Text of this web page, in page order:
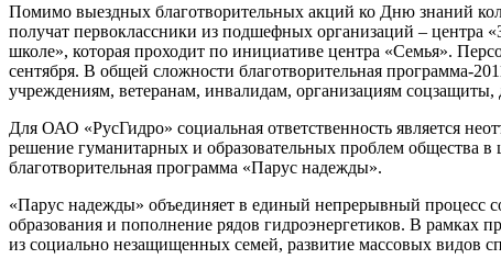
Помимо выездных благотворительных акций ко Дню знаний
получат первоклассники из подшефных организаций – центра
школе», которая проходит по инициативе центра «Семья».
сентября. В общей сложности благотворительная программа-
учреждениям, ветеранам, инвалидам, организациям
Для ОАО «РусГидро» социальная ответственность является
решение гуманитарных и образовательных проблем общества
благотворительная программа «Парус надежды».
«Парус надежды» объединяет в единый непрерывный процесс
образования и пополнение рядов гидроэнергетиков. В рамках
из социально незащищенных семей, развитие массовых видов